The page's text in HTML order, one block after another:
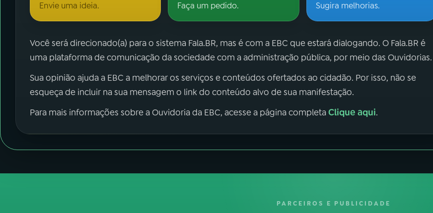
Envie uma ideia. Faça um pedido. Sugira melhorias.
Você será direcionado(a) para o sistema Fala.BR, mas é com a EBC que estará dialogando. O Fala.BR é
uma plataforma de comunicação da sociedade com a administração pública, por meio das Ouvidorias.
Sua opinião ajuda a EBC a melhorar os serviços e conteúdos ofertados ao cidadão. Por isso, não se
esqueça de incluir na sua mensagem o link do conteúdo alvo de sua manifestação.
Para mais informações sobre a Ouvidoria da EBC, acesse a página completaClique aqui.
PARCEIROS E PUBLICIDADE